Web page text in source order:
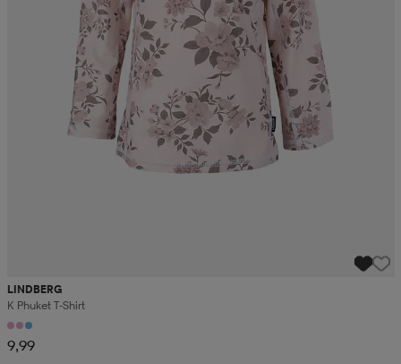
LINDBERG
K Phuket T-Shirt
9,99